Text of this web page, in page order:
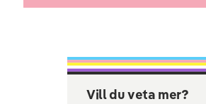
Vill du veta mer?